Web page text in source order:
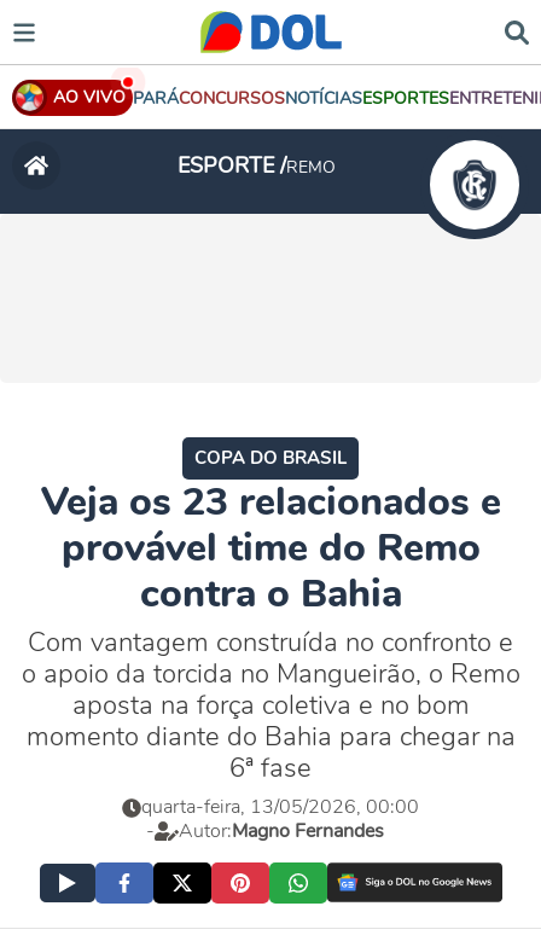
AO VIVO PARÁCONCURSOSNOTÍCIASESPORTES
ESPORTE /REMO
COPA DO BRASIL
Veja os 23 relacionados e
provável time do Remo
contra o Bahia
Com vantagem construída no confronto e
o apoio da torcida no Mangueirão, o Remo
aposta na força coletiva e no bom
momento diante do Bahia para chegar na
6ª fase
quarta-feira, 13/05/2026, 00:00
-
Autor:Magno Fernandes